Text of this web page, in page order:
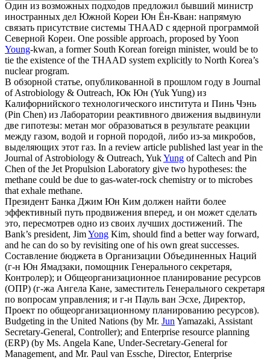
Один из возможных подходов предложил бывший министр
иностранных дел Южной Кореи Юн Ён-Кван: напрямую
связать присутствие системы THAAD с ядерной программой
Северной Кореи. One possible approach, proposed by Yoon
Young-kwan, a former South Korean foreign minister, would be to
tie the existence of the THAAD system explicitly to North Korea’s
nuclear program.
В обзорной статье, опубликованной в прошлом году в Journal
of Astrobiology & Outreach, Юк Юн (Yuk Yung) из
Калифорнийского технологического института и Пинь Чэнь
(Pin Chen) из Лаборатории реактивного движения выдвинули
две гипотезы: метан мог образоваться в результате реакции
между газом, водой и горной породой, либо из-за микробов,
выделяющих этот газ. In a review article published last year in the
Journal of Astrobiology & Outreach, YukYung of Caltech and Pin
Chen of the Jet Propulsion Laboratory give two hypotheses: the
methane could be due to gas-water-rock chemistry or to microbes
that exhale methane.
Президент Банка Джим Юн Ким должен найти более
эффективный путь продвижения вперед, и он может сделать
это, пересмотрев одно из своих лучших достижений. The
Bank’s president, JimYong Kim, should find a better way forward,
and he can do so by revisiting one of his own great successes.
Составление бюджета в Организации Объединенных Наций
(г-н Юн Ямадзаки, помощник Генерального секретаря,
Контролер); и Общеорганизационное планирование ресурсов
(ОПР) (г-жа Ангела Кане, заместитель Генерального секретаря
по вопросам управления; и г-н Пауль ван Эсхе, Директор,
Проект по общеорганизационному планированию ресурсов).
Budgeting in the United Nations (by Mr. JunYamazaki, Assistant
Secretary-General, Controller); and Enterprise resource planning
(ERP) (by Ms. Angela Kane, Under-Secretary-General for
Management, and Mr. Paul van Essche, Director, Enterprise